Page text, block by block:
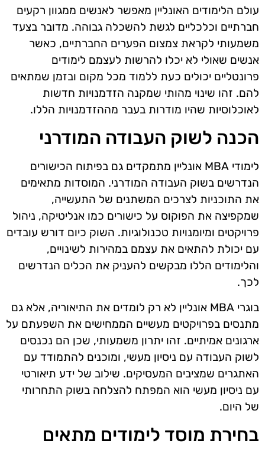
עולם הלימודים האונליין מאפשר לאנשים ממגוון רקעים
חברתיים וכלכליים לגשת להשכלה גבוהה. מדובר בצעד
משמעותי לקראת צמצום הפערים החברתיים, כאשר
אנשים שאולי לא יכלו להרשות לעצמם לימודים
פרונטליים יכולים כעת ללמוד מכל מקום ובזמן שמתאים
להם. זהו שינוי מהותי שמקנה הזדמנויות חדשות
לאוכלוסיות שהיו מודרות בעבר מההזדמנויות הללו.
הכנה לשוק העבודה המודרני
לימודי MBA אונליין מתמקדים גם בפיתוח הכישורים
הנדרשים בשוק העבודה המודרני. המוסדות מתאימים
את התוכניות לצרכים המשתנים של התעשייה,
שמקפיצה את הפוקוס על כישורים כמו אנליטיקה, ניהול
פרויקטים ומיומנויות טכנולוגיות. השוק כיום דורש עובדים
עם יכולת להתאים את עצמם במהירות לשינויים,
והלימודים הללו מבקשים להעניק את הכלים הנדרשים
לכך.
בוגרי MBA אונליין לא רק לומדים את התיאוריה, אלא גם
מתנסים בפרויקטים מעשיים הממחישים את השפעתם על
ארגונים אמיתיים. זהו יתרון משמעותי, שכן הם נכנסים
לשוק העבודה עם ניסיון מעשי, ומוכנים להתמודד עם
האתגרים שמציבים המעסיקים. שילוב של ידע תיאורטי
עם ניסיון מעשי הוא המפתח להצלחה בשוק התחרותי
של היום.
בחירת מוסד לימודים מתאים